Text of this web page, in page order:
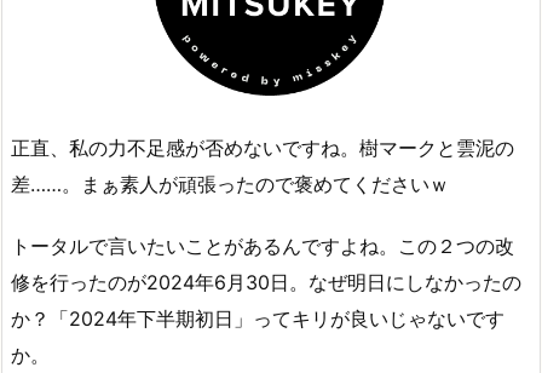
正直、私の力不足感が否めないですね。樹マークと雲泥の
差……。まぁ素人が頑張ったので褒めてくださいｗ
トータルで言いたいことがあるんですよね。この２つの改
修を行ったのが2024年6月30日。なぜ明日にしなかったの
か？「2024年下半期初日」ってキリが良いじゃないです
か。